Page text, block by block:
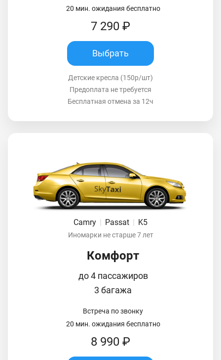
20 мин. ожидания бесплатно
7 290 ₽
Выбрать
Детские кресла (150р/шт)
Предоплата не требуется
Бесплатная отмена за 12ч
Camry Passat K5
Иномарки не старше 7 лет
Комфорт
до 4 пассажиров
3 багажа
Встреча по звонку
20 мин. ожидания бесплатно
8 990 ₽